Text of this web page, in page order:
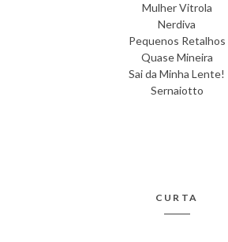
Mulher Vitrola
Nerdiva
Pequenos Retalhos
Quase Mineira
Sai da Minha Lente!
Sernaiotto
CURTA